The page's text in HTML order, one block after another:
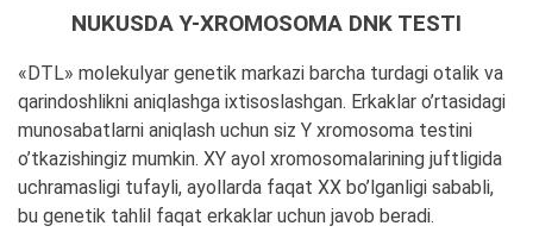
NUKUSDA Y-XROMOSOMA DNK TESTI
«DTL» molekulyar genetik markazi barcha turdagi otalik va
qarindoshlikni aniqlashga ixtisoslashgan. Erkaklar o’rtasidagi
munosabatlarni aniqlash uchun siz Y xromosoma testini
o’tkazishingiz mumkin. XY ayol xromosomalarining juftligida
uchramasligi tufayli, ayollarda faqat XX bo’lganligi sababli,
bu genetik tahlil faqat erkaklar uchun javob beradi.